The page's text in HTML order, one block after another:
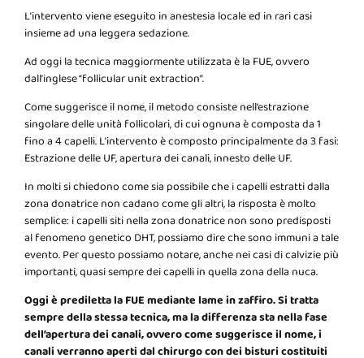
L’intervento viene eseguito in anestesia locale ed in rari casi
insieme ad una leggera sedazione.
Ad oggi la tecnica maggiormente utilizzata è la FUE, ovvero
dall’inglese “follicular unit extraction”.
Come suggerisce il nome, il metodo consiste nell’estrazione
singolare delle unità follicolari, di cui ognuna è composta da 1
fino a 4 capelli. L’intervento è composto principalmente da 3 fasi:
Estrazione delle UF, apertura dei canali, innesto delle UF.
In molti si chiedono come sia possibile che i capelli estratti dalla
zona donatrice non cadano come gli altri, la risposta è molto
semplice: i capelli siti nella zona donatrice non sono predisposti
al fenomeno genetico DHT, possiamo dire che sono immuni a tale
evento. Per questo possiamo notare, anche nei casi di calvizie più
importanti, quasi sempre dei capelli in quella zona della nuca.
Oggi è prediletta la FUE mediante lame in zaffiro. Si tratta
sempre della stessa tecnica, ma la differenza sta nella fase
dell’apertura dei canali, ovvero come suggerisce il nome, i
canali verranno aperti dal chirurgo con dei bisturi costituiti